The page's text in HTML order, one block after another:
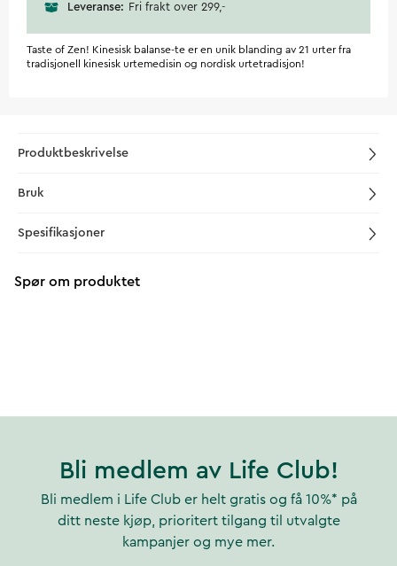
Leveranse
Fri frakt over 299,-
Taste of Zen! Kinesisk balanse-te er en unik blanding av 21 urter fra
tradisjonell kinesisk urtemedisin og nordisk urtetradisjon!
Produktbeskrivelse
Bruk
Spesifikasjoner
Spør om produktet
Bli medlem av Life Club!
Bli medlem i Life Club er helt gratis og få 10%* på
ditt neste kjøp, prioritert tilgang til utvalgte
kampanjer og mye mer.